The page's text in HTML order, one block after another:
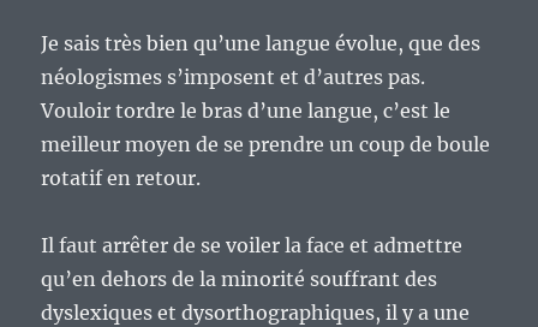
Je sais très bien qu’une langue évolue, que des
néologismes s’imposent et d’autres pas.
Vouloir tordre le bras d’une langue, c’est le
meilleur moyen de se prendre un coup de boule
rotatif en retour.
Il faut arrêter de se voiler la face et admettre
qu’en dehors de la minorité souffrant des
dyslexiques et dysorthographiques, il y a une